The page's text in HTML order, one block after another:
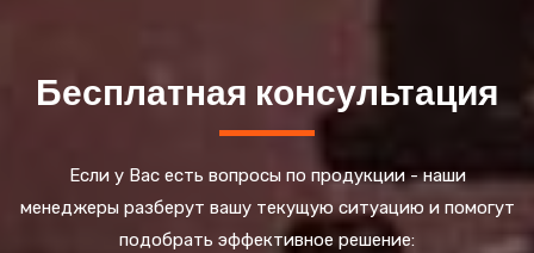
Бесплатная консультация
Если у Вас есть вопросы по продукции - наши
менеджеры разберут вашу текущую ситуацию и помогут
подобрать эффективное решение: